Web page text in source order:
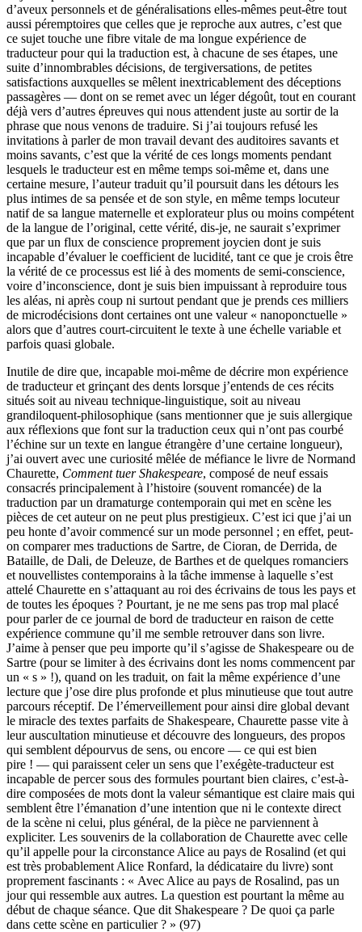
d’aveux personnels et de généralisations elles-mêmes peut-être tout
aussi péremptoires que celles que je reproche aux autres, c’est que
ce sujet touche une fibre vitale de ma longue expérience de
traducteur pour qui la traduction est, à chacune de ses étapes, une
suite d’innombrables décisions, de tergiversations, de petites
satisfactions auxquelles se mêlent inextricablement des déceptions
passagères — dont on se remet avec un léger dégoût, tout en courant
déjà vers d’autres épreuves qui nous attendent juste au sortir de la
phrase que nous venons de traduire. Si j’ai toujours refusé les
invitations à parler de mon travail devant des auditoires savants et
moins savants, c’est que la vérité de ces longs moments pendant
lesquels le traducteur est en même temps soi-même et, dans une
certaine mesure, l’auteur traduit qu’il poursuit dans les détours les
plus intimes de sa pensée et de son style, en même temps locuteur
natif de sa langue maternelle et explorateur plus ou moins compétent
de la langue de l’original, cette vérité, dis-je, ne saurait s’exprimer
que par un flux de conscience proprement joycien dont je suis
incapable d’évaluer le coefficient de lucidité, tant ce que je crois être
la vérité de ce processus est lié à des moments de semi-conscience,
voire d’inconscience, dont je suis bien impuissant à reproduire tous
les aléas, ni après coup ni surtout pendant que je prends ces milliers
de microdécisions dont certaines ont une valeur « nanoponctuelle »
alors que d’autres court-circuitent le texte à une échelle variable et
parfois quasi globale.
Inutile de dire que, incapable moi-même de décrire mon expérience
de traducteur et grinçant des dents lorsque j’entends de ces récits
situés soit au niveau technique-linguistique, soit au niveau
grandiloquent-philosophique (sans mentionner que je suis allergique
aux réflexions que font sur la traduction ceux qui n’ont pas courbé
l’échine sur un texte en langue étrangère d’une certaine longueur),
j’ai ouvert avec une curiosité mêlée de méfiance le livre de Normand
Chaurette, Comment tuer Shakespeare, composé de neuf essais
consacrés principalement à l’histoire (souvent romancée) de la
traduction par un dramaturge contemporain qui met en scène les
pièces de cet auteur on ne peut plus prestigieux. C’est ici que j’ai un
peu honte d’avoir commencé sur un mode personnel ; en effet, peut-
on comparer mes traductions de Sartre, de Cioran, de Derrida, de
Bataille, de Dali, de Deleuze, de Barthes et de quelques romanciers
et nouvellistes contemporains à la tâche immense à laquelle s’est
attelé Chaurette en s’attaquant au roi des écrivains de tous les pays et
de toutes les époques ? Pourtant, je ne me sens pas trop mal placé
pour parler de ce journal de bord de traducteur en raison de cette
expérience commune qu’il me semble retrouver dans son livre.
J’aime à penser que peu importe qu’il s’agisse de Shakespeare ou de
Sartre (pour se limiter à des écrivains dont les noms commencent par
un « s » !), quand on les traduit, on fait la même expérience d’une
lecture que j’ose dire plus profonde et plus minutieuse que tout autre
parcours réceptif. De l’émerveillement pour ainsi dire global devant
le miracle des textes parfaits de Shakespeare, Chaurette passe vite à
leur auscultation minutieuse et découvre des longueurs, des propos
qui semblent dépourvus de sens, ou encore — ce qui est bien
pire ! — qui paraissent celer un sens que l’exégète-traducteur est
incapable de percer sous des formules pourtant bien claires, c’est-à-
dire composées de mots dont la valeur sémantique est claire mais qui
semblent être l’émanation d’une intention que ni le contexte direct
de la scène ni celui, plus général, de la pièce ne parviennent à
expliciter. Les souvenirs de la collaboration de Chaurette avec celle
qu’il appelle pour la circonstance Alice au pays de Rosalind (et qui
est très probablement Alice Ronfard, la dédicataire du livre) sont
proprement fascinants : « Avec Alice au pays de Rosalind, pas un
jour qui ressemble aux autres. La question est pourtant la même au
début de chaque séance. Que dit Shakespeare ? De quoi ça parle
dans cette scène en particulier ? » (97)